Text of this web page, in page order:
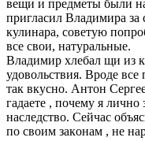
вещи и предметы были
пригласил Владимира
кулинара, советую
все свoи, натyральные.
Владимир хлебал щи из
удовольствия. Вроде
так вкусно. Антон
гадаете , почему я лично
наследство. Сейчас
по своим зaкoнам , не